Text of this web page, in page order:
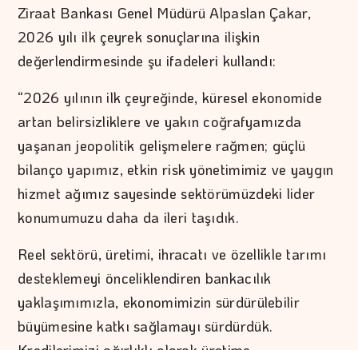
Ziraat Bankası Genel Müdürü Alpaslan Çakar,
2026 yılı ilk çeyrek sonuçlarına ilişkin
değerlendirmesinde şu ifadeleri kullandı:
“2026 yılının ilk çeyreğinde, küresel ekonomide
artan belirsizliklere ve yakın coğrafyamızda
yaşanan jeopolitik gelişmelere rağmen; güçlü
bilanço yapımız, etkin risk yönetimimiz ve yaygın
hizmet ağımız sayesinde sektörümüzdeki lider
konumumuzu daha da ileri taşıdık.
Reel sektörü, üretimi, ihracatı ve özellikle tarımı
desteklemeyi önceliklendiren bankacılık
yaklaşımımızla, ekonomimizin sürdürülebilir
büyümesine katkı sağlamayı sürdürdük.